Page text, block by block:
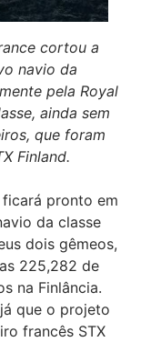
cortou a
navio da
pela Royal
ainda sem
que foram
Finland.
pronto em
da classe
dois gêmeos,
225,282 de
na Finlância.
que o projeto
francês STX